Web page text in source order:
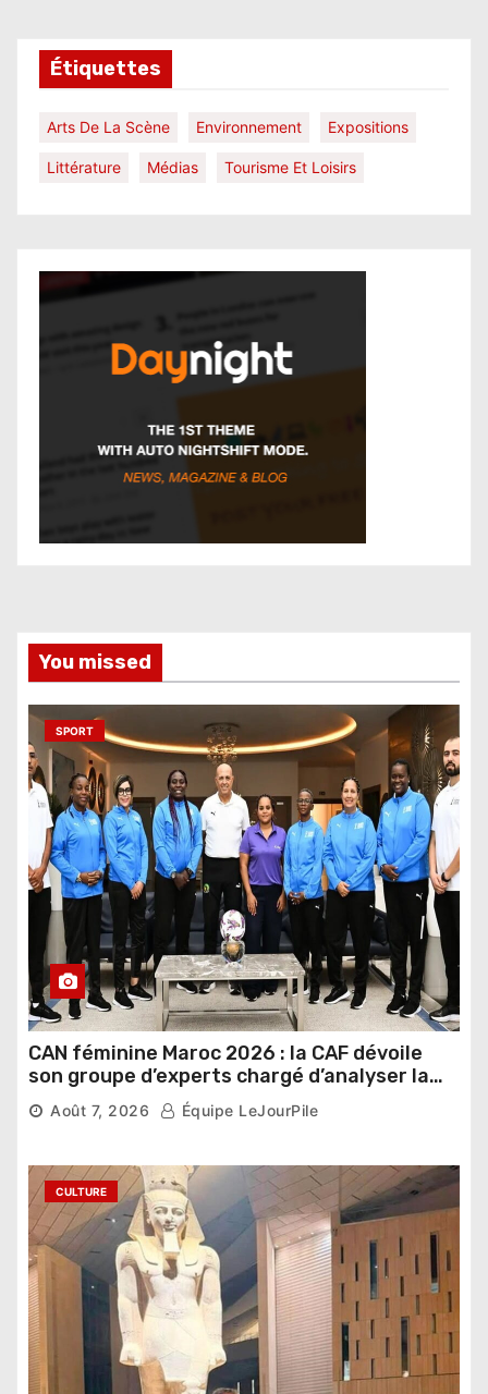
Étiquettes
Arts De La Scène Environnement Expositions
Littérature Médias Tourisme Et Loisirs
You missed
SPORT
CAN féminine Maroc 2026 : la CAF dévoile
son groupe d’experts chargé d’analyser la
compétition
Août 7, 2026 Équipe LeJourPile
CULTURE